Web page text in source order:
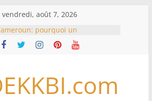
vendredi, août 7, 2026
pourquoi un
remaniement au sommet de
l’armée alors que Paul Biya est hors
écrits par l’IA, dominé par
et OpenAI